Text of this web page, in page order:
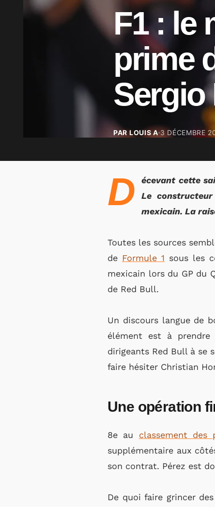
F1 : le
prime
Sergio
PAR LOUIS A 3 DÉCEMBRE
D
écevant cette
Le
mexicain. La
Toutes les sources
de Formule 1 sous les
mexicain lors du GP du
de Red Bull.
Un discours langue de
élément est à
dirigeants Red Bull à se
faire hésiter Christian
Une opération
8e au classement des
supplémentaire aux
son contrat. Pérez est
De quoi faire grincer